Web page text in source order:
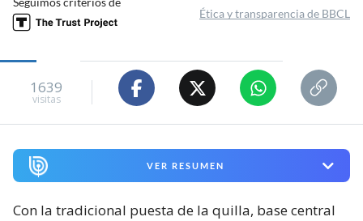
Ética y transparencia de BBCL
1639
visitas
VER RESUMEN
Con la tradicional puesta de la quilla, base central